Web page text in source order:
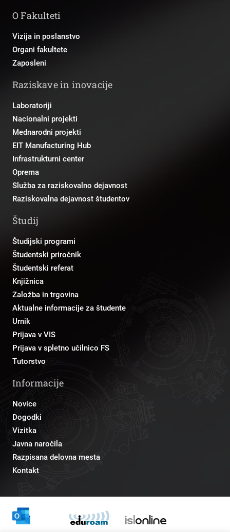
O Fakulteti
Vizija in poslanstvo
Organi fakultete
Zaposleni
Raziskave in inovacije
Laboratoriji
Nacionalni projekti
Mednarodni projekti
EIT Manufacturing Hub
Infrastrukturni center
Oprema
Služba za raziskovalno dejavnost
Raziskovalna dejavnost študentov
Študij
Študijski programi
Študentski priročnik
Študentski referat
Knjižnica
Založba in trgovina
Aktualne informacije za študente
Urnik
Prijava v VIS
Prijava v spletno učilnico FS
Tutorstvo
Informacije
Novice
Dogodki
Vizitka
Javna naročila
Razpisana delovna mesta
Kontakt